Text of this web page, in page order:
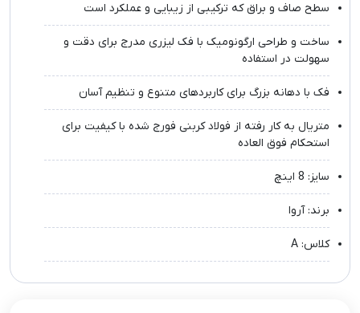
سطح صاف و براق که ترکیبی از زیبایی و عملکرد است
ساخت و طراحی ارگونومیک با فک لیزری مدرج برای دقت و
سهولت در استفاده
فک با دهانه بزرگ برای کاربردهای متنوع و تنظیم آسان
متریال به کار رفته از فولاد کربنی فورج شده با کیفیت برای
استحکام فوق العاده
سایز: 8 اینچ
برند: آروا
کلاس: A